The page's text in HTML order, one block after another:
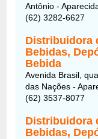
Antônio -
(62) 3282-6627
Distribuidora
Bebidas,
Bebida
Avenida Brasil,
das Nações -
(62) 3537-8077
Distribuidora
Bebidas,